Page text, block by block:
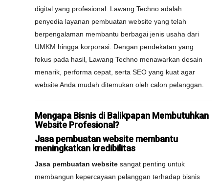
digital yang profesional. Lawang Techno adalah
penyedia layanan pembuatan website yang telah
berpengalaman membantu berbagai jenis usaha dari
UMKM hingga korporasi. Dengan pendekatan yang
fokus pada hasil, Lawang Techno menawarkan desain
menarik, performa cepat, serta SEO yang kuat agar
website Anda mudah ditemukan oleh calon pelanggan.
Mengapa Bisnis di Balikpapan Membutuhkan
Website Profesional?
Jasa pembuatan website membantu
meningkatkan kredibilitas
Jasa pembuatan website sangat penting untuk
membangun kepercayaan pelanggan terhadap bisnis